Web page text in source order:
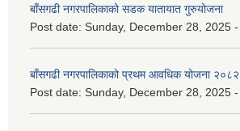
बाँसगढी नगरपालिकाको सडक यातायात गुरुयोजना
Post date: Sunday, December 28, 2025
बाँसगढी नगरपालिकाको प्रथम आवधिक योजना २०८२
Post date: Sunday, December 28, 2025